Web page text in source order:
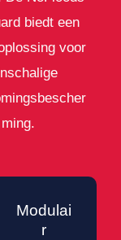
biedt een
voor
ming.
Modulai
r